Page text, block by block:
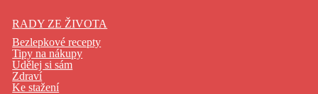
RADY ZE ŽIVOTA
Bezlepkové recepty
Tipy na nákupy
Udělej si sám
Zdraví
Ke stažení